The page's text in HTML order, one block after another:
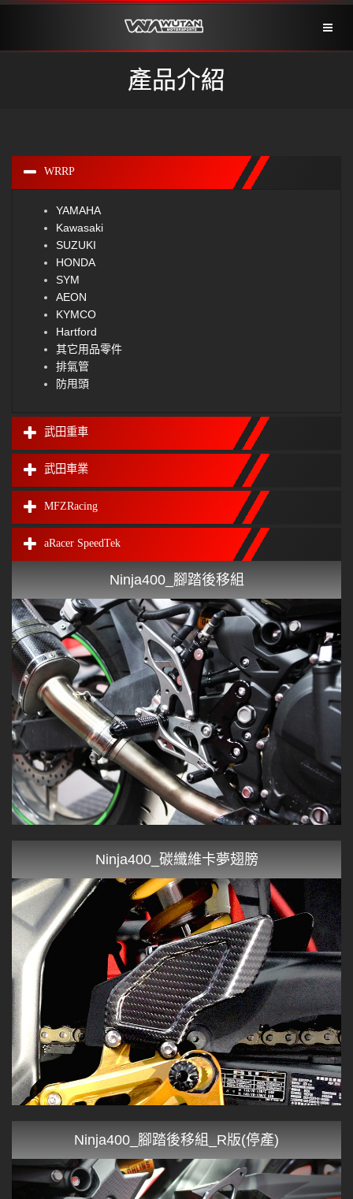
產品介紹
WRRP
YAMAHA
Kawasaki
SUZUKI
HONDA
SYM
AEON
KYMCO
Hartford
其它用品零件
排氣管
防甩頭
武田重車
武田車業
MFZRacing
aRacer SpeedTek
Ninja400_腳踏後移組
Ninja400_碳纖維卡夢翅膀
Ninja400_腳踏後移組_R版(停產)